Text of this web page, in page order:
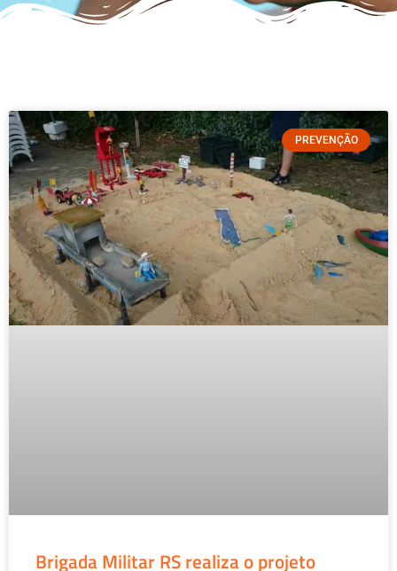
PREVENÇÃO
Brigada Militar RS realiza o projeto